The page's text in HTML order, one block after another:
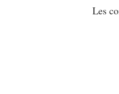
Les